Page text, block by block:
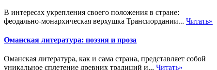
В интересах укрепления своего положения в стране:
феодально-монархическая верхушка Трансиордании... Читать»
Оманская литература: поэзия и проза
Оманская литература, как и сама страна, представляет собой
уникальное сплетение древних традиций и... Читать»